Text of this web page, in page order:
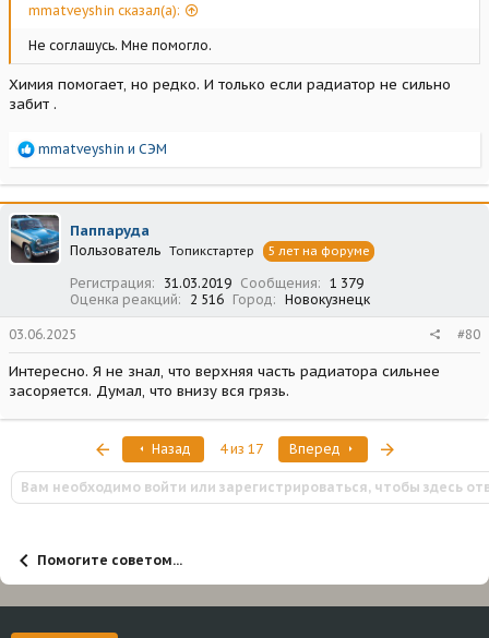
mmatveyshin сказал(а):
Не соглашусь. Мне помогло.
Химия помогает, но редко. И только если радиатор не сильно
забит .
Р
а
к
ц
и
и
mmatveyshin и СЭМ
Паппаруда
Пользователь Топикстартер 5 лет на форуме
Регистрация 31.03.2019 Сообщения
1 379
Оценка реакций
2 516 Город Новокузнецк
03.06.2025 #80
Интересно. Я не знал, что верхняя часть радиатора сильнее
засоряется. Думал, что внизу вся грязь.
ПервыйНазад 4 из 17 Вперед
Вам необходимо войти или зарегистрироваться, чтобы здесь
Помогите советом...